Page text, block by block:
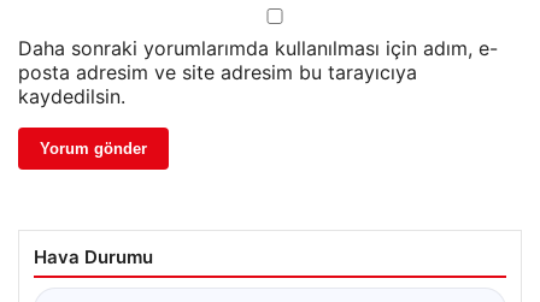
Daha sonraki yorumlarımda kullanılması için adım, e-
posta adresim ve site adresim bu tarayıcıya
kaydedilsin.
Hava Durumu